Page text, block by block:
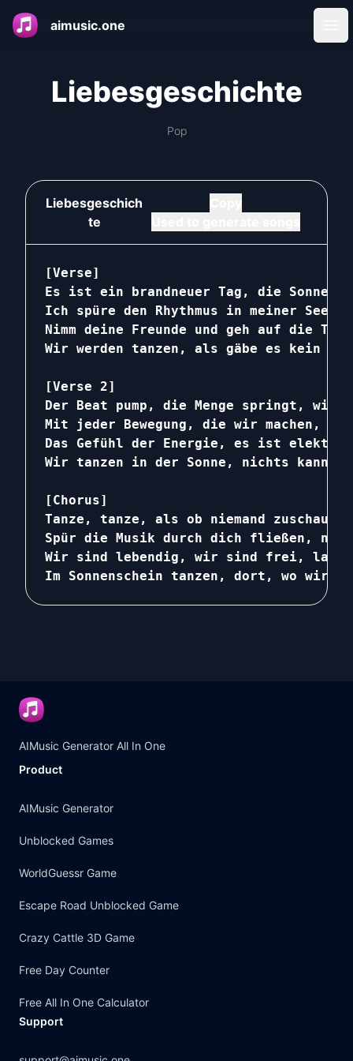
aimusic.one
Liebesgeschichte
Pop
Liebesgeschich
te
[Verse]
Es ist ein brandneuer Tag, die Sonne
Ich spüre den Rhythmus in meiner
Nimm deine Freunde und geh auf die
Wir werden tanzen, als gäbe es kein
[Verse 2]
Der Beat pump, die Menge springt, wir
Mit jeder Bewegung, die wir machen,
Das Gefühl der Energie, es ist
Wir tanzen in der Sonne, nichts kann
[Chorus]
Tanze, tanze, als ob niemand zuschaut,
Spür die Musik durch dich fließen,
Wir sind lebendig, wir sind frei, lass
Im Sonnenschein tanzen, dort, wo wir
AIMusic Generator All In One
Product
AIMusic Generator
Unblocked Games
WorldGuessr Game
Escape Road Unblocked Game
Crazy Cattle 3D Game
Free Day Counter
Free All In One Calculator
Support